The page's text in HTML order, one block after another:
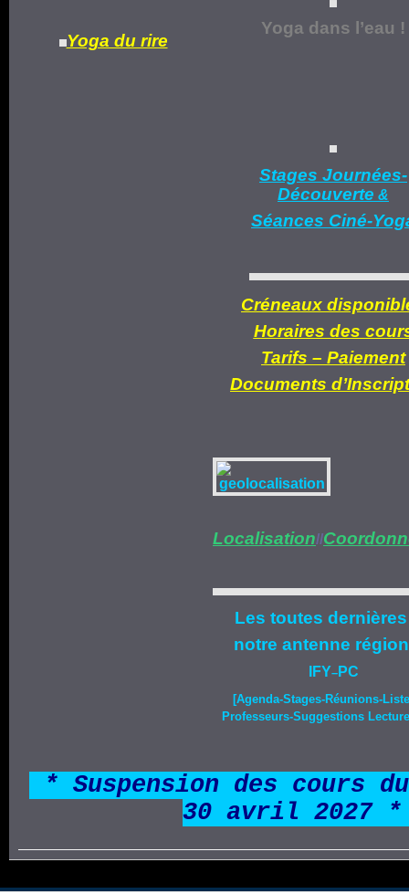
Yoga du rire
Yoga dans l’eau !
Stages Journées-
Découverte &
Séances Ciné-
Créneaux
Horaires des
Tarifs – Paiement
Documents d’
Localisation//
Les toutes
notre antenne
IFY–PC
[Agenda-Stages-Réunions-
Professeurs-Suggestions
* Suspension des cours
30 avril 2027 *